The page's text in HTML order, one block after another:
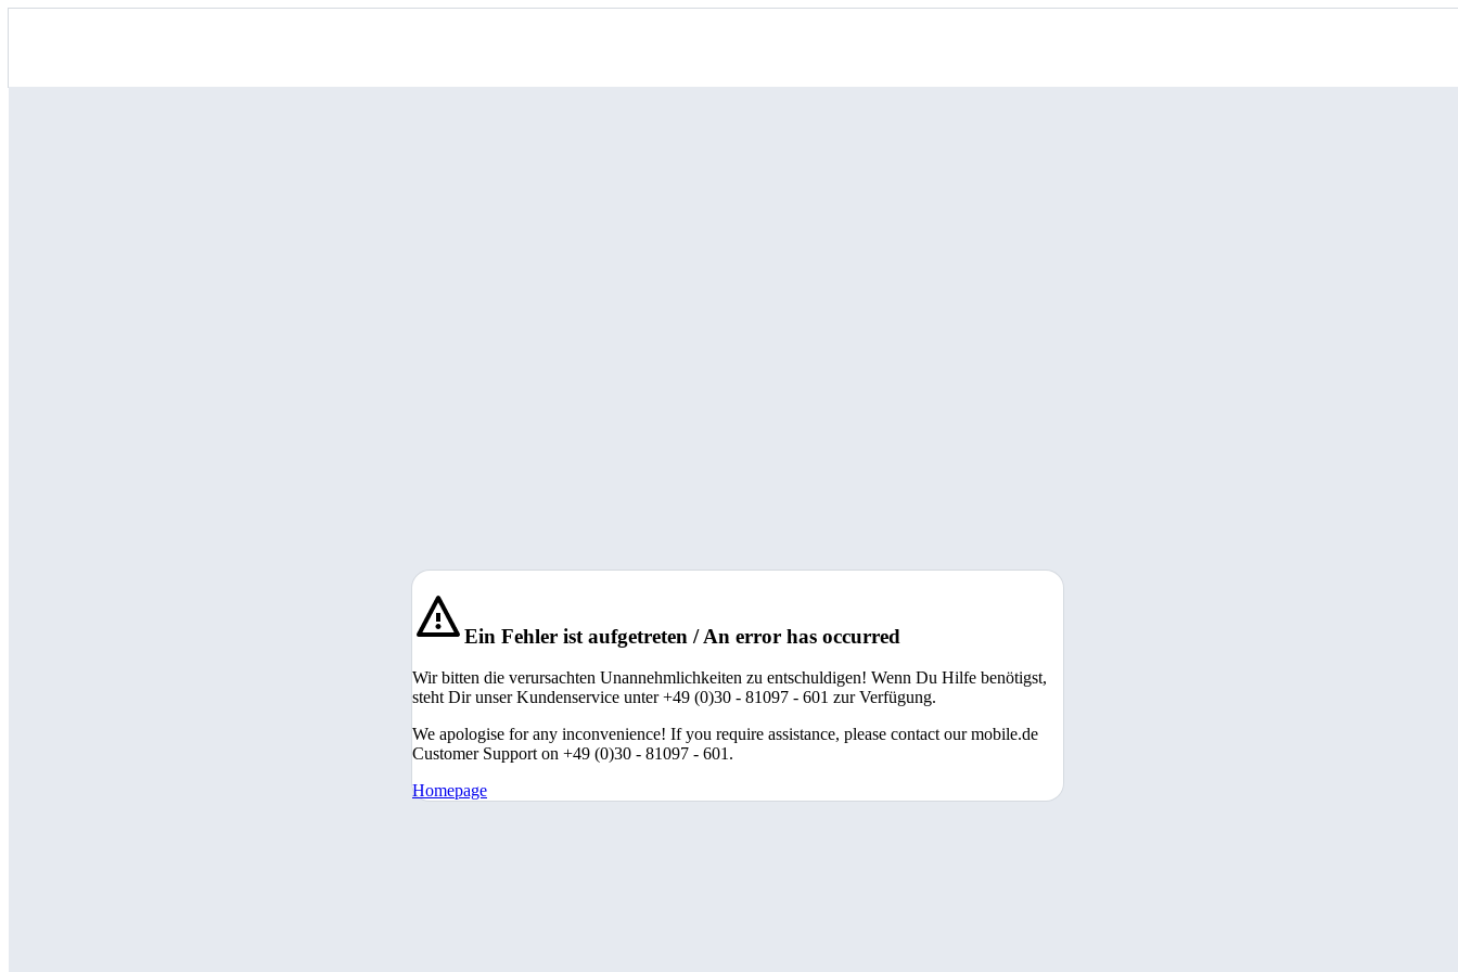
Ein Fehler ist aufgetreten / An error has occurred
Wir bitten die verursachten Unannehmlichkeiten zu entschuldigen! Wenn Du Hilfe benötigst,
steht Dir unser Kundenservice unter +49 (0)30 - 81097 - 601 zur Verfügung.
We apologise for any inconvenience! If you require assistance, please contact our mobile.de
Customer Support on +49 (0)30 - 81097 - 601.
Homepage